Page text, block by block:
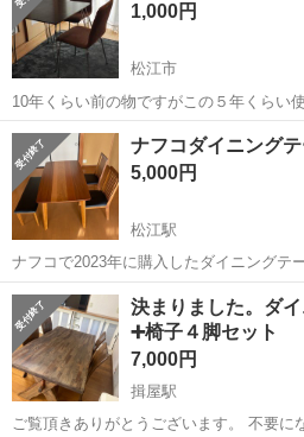
1,000円
松江市
10年くらい前の物ですがこの５年くらい
シミ、キズ、脚のサビ（?）を確認くだ
の通り。 椅子の座面の高さは高い部分（
（お尻）45cm 少し高めの椅...
島根 松江市 ダイニングセット
ナフコダイニング
5,000円
松江駅
ナフコで2023年に購入したダイニングテ
は5万円です。3年程使用しました。引越
態は良いと思います。 状態は掲載写真
132cm 高さ70cm ...
島根 松江市 松江駅 ダイニン
決まりました。ダ
➕椅子４脚セット
7,000円
揖屋駅
ご覧頂きありがとうございます。 不要に